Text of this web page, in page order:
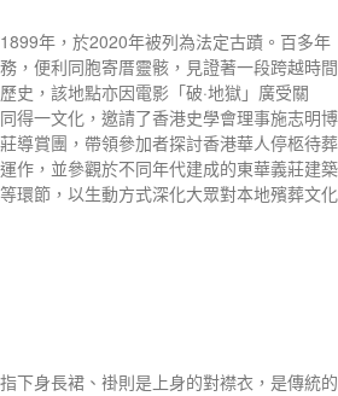
年，於2020年被列為法定古蹟。百多年
，便利同胞寄厝靈骸，見證著一段跨越時間
史，該地點亦因電影「破·地獄」廣受關
得一文化，邀請了香港史學會理事施志明博
導賞團，帶領參加者探討香港華人停柩待葬
作，並參觀於不同年代建成的東華義莊建築
環節，以生動方式深化大眾對本地殯葬文化
下身長裙、褂則是上身的對襟衣，是傳統的